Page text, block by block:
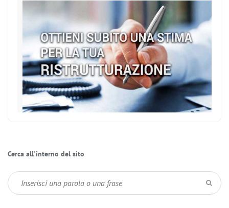
Cerca all'interno del sito